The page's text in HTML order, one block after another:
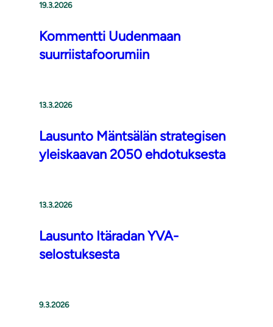
19.3.2026
Kommentti Uudenmaan
suurriistafoorumiin
13.3.2026
Lausunto Mäntsälän strategisen
yleiskaavan 2050 ehdotuksesta
13.3.2026
Lausunto Itäradan YVA-
selostuksesta
9.3.2026